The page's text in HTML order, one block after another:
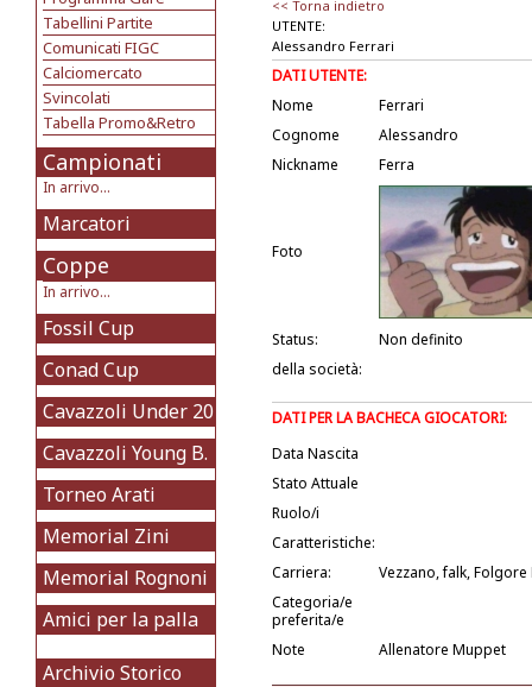
Tabellini Partite
Comunicati FIGC
Calciomercato
Svincolati
Tabella Promo&Retro
Campionati
In arrivo...
Marcatori
Coppe
In arrivo...
Fossil Cup
Conad Cup
Cavazzoli Under 20
Cavazzoli Young B.
Torneo Arati
Memorial Zini
Memorial Rognoni
Amici per la palla
Archivio Storico
<< Torna indietro
UTENTE:
Alessandro Ferrari
DATI UTENTE:
Nome
Ferrari
Cognome
Alessandro
Nickname
Ferra
Foto
Status:
Non definito
della società:
DATI PER LA BACHECA GIOCATORI:
Data Nascita
Stato Attuale
Ruolo/i
Caratteristiche:
Carriera:
Vezzano, falk,
Categoria/e
preferita/e
Note
Allenatore Muppet